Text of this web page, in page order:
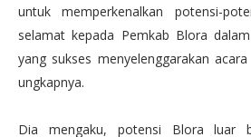
untuk memperkenalkan potensi-
selamat kepada Pemkab Blora
yang sukses menyelenggarakan
ungkapnya.
Dia mengaku, potensi Blora luar